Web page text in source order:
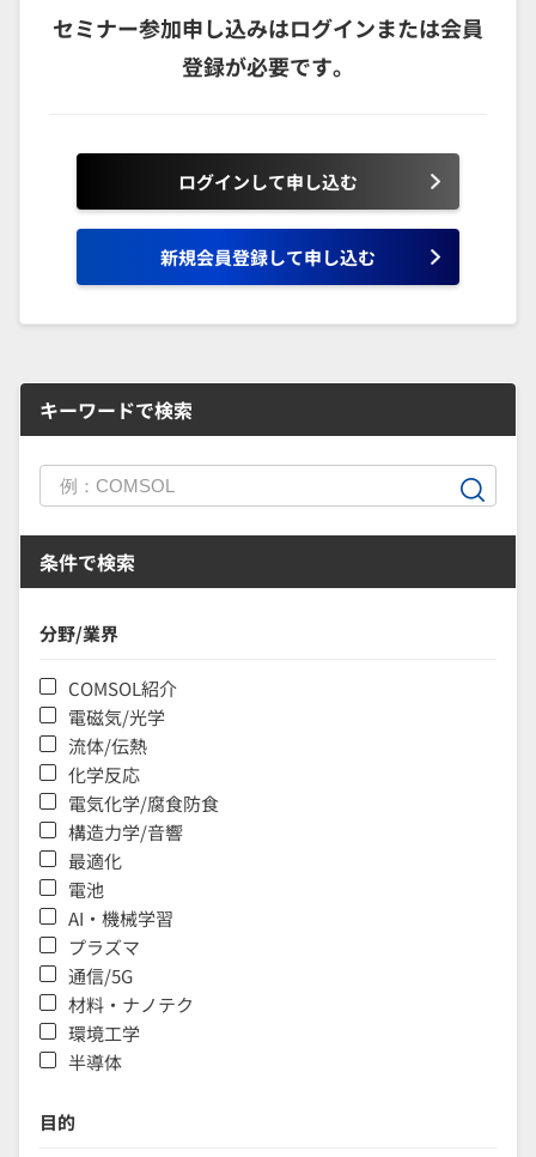
セミナー参加申し込みはログインまたは会員
登録が必要です。
ログインして申し込む
新規会員登録して申し込む
キーワードで検索
条件で検索
分野/業界
COMSOL紹介
電磁気/光学
流体/伝熱
化学反応
電気化学/腐食防食
構造力学/音響
最適化
電池
AI・機械学習
プラズマ
通信/5G
材料・ナノテク
環境工学
半導体
目的